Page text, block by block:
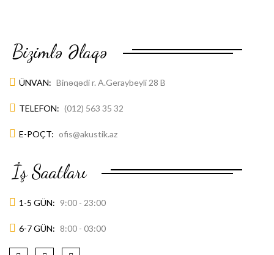
Bizimlə Əlaqə
ÜNVAN: Binəqədi r. A.Geraybeyli 28 B
TELEFON: (012) 563 35 32
E-POÇT: ofis@akustik.az
İş Saatları
1-5 GÜN: 9:00 - 23:00
6-7 GÜN: 8:00 - 03:00